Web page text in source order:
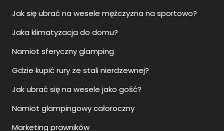
Jak się ubrać na wesele mężczyzna na sportowo?
Jaka klimatyzacja do domu?
Namiot sferyczny glamping
Gdzie kupić rury ze stali nierdzewnej?
Jak ubrać się na wesele jako gość?
Namiot glampingowy całoroczny
Marketing prawników